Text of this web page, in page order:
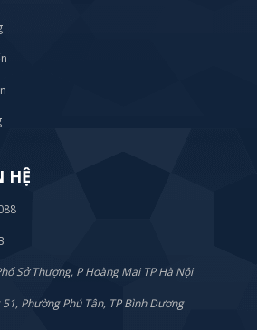
HỆ
Sở Thượng, P Hoàng Mai TP Hà Nội
Phường Phú Tân, TP Bình Dương